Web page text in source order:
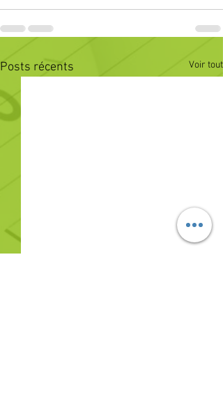
Posts récents Voir tout